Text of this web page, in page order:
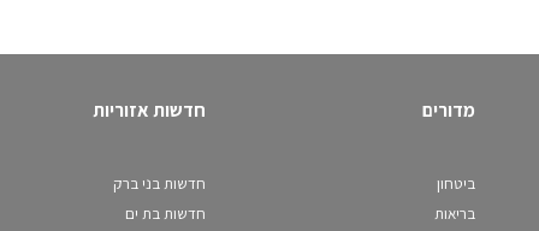
מדורים
ביטחון
בריאות
חדשות אזוריות
חדשות בני ברק
חדשות בת ים